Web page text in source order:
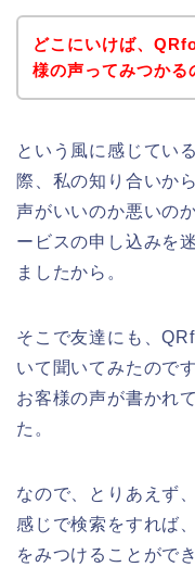
どこにいけば、
様の声ってみつかる
という風に感じてい
際、私の知り合いか
声がいいのか悪いの
ービスの申し込みを
ましたから。
そこで友達にも、
いて聞いてみたので
お客様の声が書かれ
た。
なので、とりあえず
感じで検索をすれば
をみつけることがで